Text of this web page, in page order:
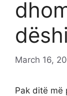
March 16,
Pak ditë më